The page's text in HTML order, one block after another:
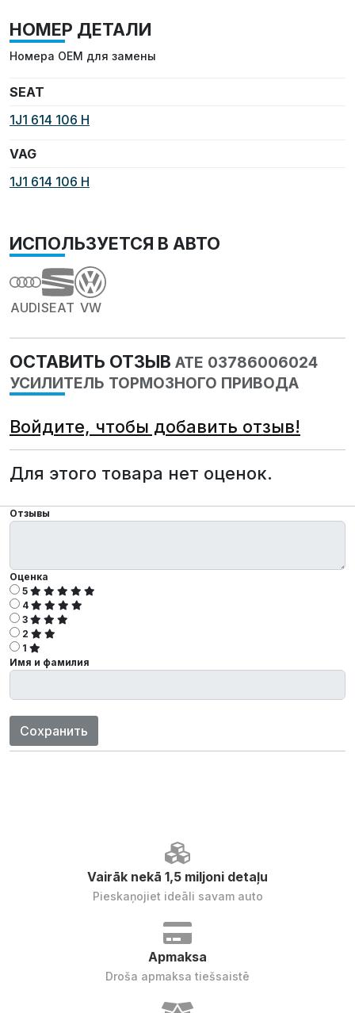
НОМЕР ДЕТАЛИ
Номера OEM для замены
SEAT
1J1 614 106 H
VAG
1J1 614 106 H
ИСПОЛЬЗУЕТСЯ В АВТО
AUDISEAT VW
ОСТАВИТЬ ОТЗЫВ ATE 03786006024
УСИЛИТЕЛЬ ТОРМОЗНОГО ПРИВОДА
Войдите, чтобы добавить отзыв!
Для этого товара нет оценок.
Отзывы
Оценка
5
4
3
2
1
Имя и фамилия
Сохранить
Vairāk nekā 1,5 miljoni detaļu
Pieskaņojiet ideāli savam auto
Apmaksa
Droša apmaksa tiešsaistē